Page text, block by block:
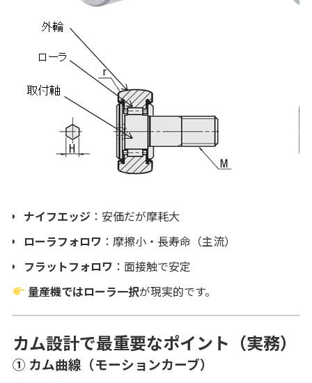
ナイフエッジ：安価だが摩耗大
ローラフォロワ ：摩擦小・長寿命（主流）
フラットフォロワ ：面接触で安定
量産機ではローラ一択が現実的です。
カム設計で最重要なポイント（実務）
① カム曲線（モーションカーブ）